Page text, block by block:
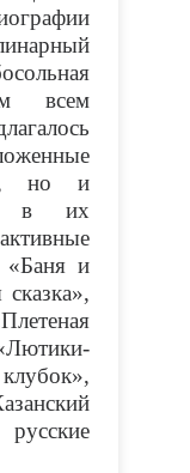
всем
но и
в их
«Баня и